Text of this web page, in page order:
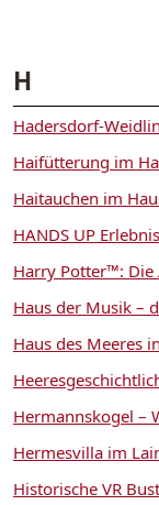
H
Hadersdorf-
Haifütterung im
Haitauchen im
HANDS UP
Harry Potter™: Die
Haus der Musik –
Haus des Meeres
Hermannskogel –
Hermesvilla im
Historische VR